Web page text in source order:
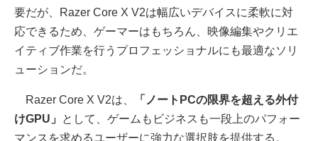
要だが、Razer Core X V2は幅広いデバイスに柔軟に対
応できるため、ゲーマーはもちろん、映像編集やクリエ
イティブ作業を行うプロフェッショナルにも最適なソリ
ューションだ。
Razer Core X V2は、
「ノートPCの限界を超える外付
けGPU」
として、ゲームもビジネスも一段上のパフォー
マンスを求めるユーザーに強力な選択肢を提供する。